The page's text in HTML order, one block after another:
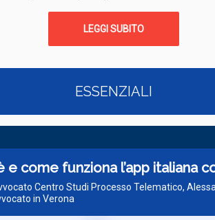
LEGGI SUBITO
ESSENZIALI
e come funziona l’app italiana
Centro Studi Processo Telematico,
in Verona